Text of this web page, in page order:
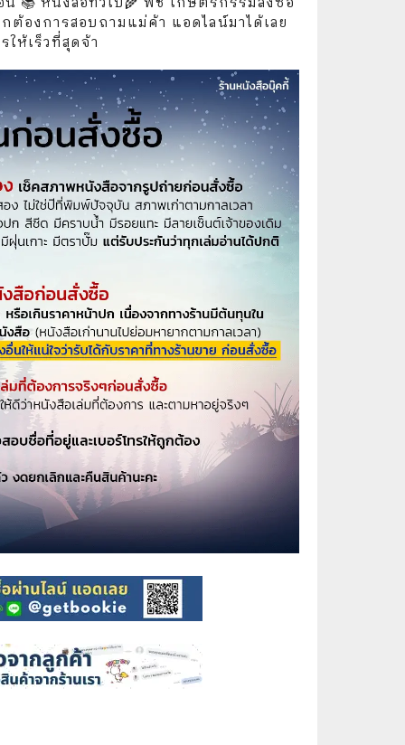
ต้องการสอบถามแม่ค้า แอดไลน์มาได้เลย
ให้เร็วที่สุดจ้า
🐕‍🦺 Animals
🏛️ Politics & Government
⚙️ Engineering & Transportation
⚖️ Law
👤 Biography
🍸 Food and Drink
💃 Hobbies and Collectibles
🧳 Travel Literature
⚽ Sports
2️⃣ Used Board Game บอร์ดเกมมือ
สอง
🎉 Party
🧠 Strategy
♟️ Abstract
บอร์ดเกมโดยคนไทย